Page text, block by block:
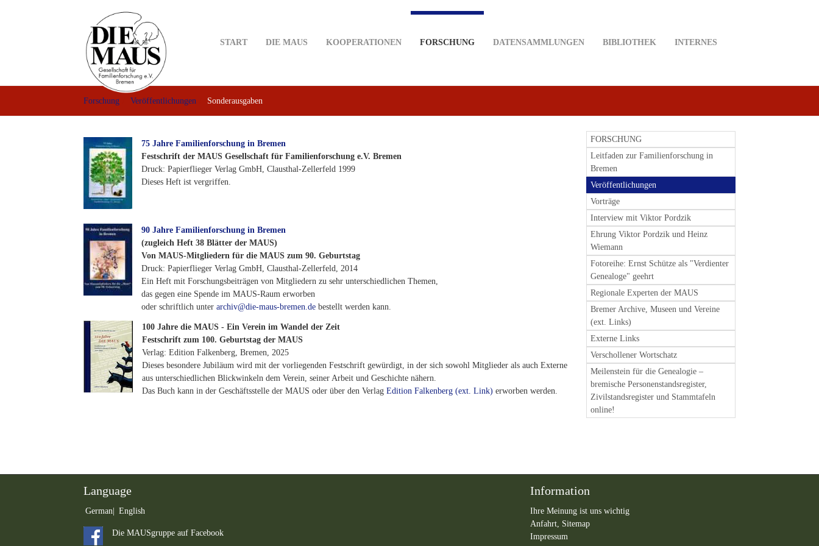
START DIE MAUS KOOPERATIONEN FORSCHUNG DATENSAMMLUNGEN BIBLIOTHEK INTERNES
Forschung Veröffentlichungen Sonderausgaben
75 Jahre Familienforschung in Bremen
Festschrift der MAUS Gesellschaft für Familienforschung e.V. Bremen
Druck: Papierflieger Verlag GmbH, Clausthal-Zellerfeld 1999
Dieses Heft ist vergriffen.
90 Jahre Familienforschung in Bremen
(zugleich Heft 38 Blätter der MAUS)
Von MAUS-Mitgliedern für die MAUS zum 90. Geburtstag
Druck: Papierflieger Verlag GmbH, Clausthal-Zellerfeld, 2014
Ein Heft mit Forschungsbeiträgen von Mitgliedern zu sehr unterschiedlichen Themen,
das gegen eine Spende im MAUS-Raum erworben
oder schriftlich unter archiv@die-maus-bremen.de bestellt werden kann.
100 Jahre die MAUS - Ein Verein im Wandel der Zeit
Festschrift zum 100. Geburtstag der MAUS
Verlag: Edition Falkenberg, Bremen, 2025
Dieses besondere Jubiläum wird mit der vorliegenden Festschrift gewürdigt, in der sich sowohl Mitglieder als auch Externe
aus unterschiedlichen Blickwinkeln dem Verein, seiner Arbeit und Geschichte nähern.
Das Buch kann in der Geschäftsstelle der MAUS oder über den Verlag Edition Falkenberg (ext. Link) erworben werden.
FORSCHUNG
Leitfaden zur Familienforschung in
Bremen
Veröffentlichungen
Vorträge
Interview mit Viktor Pordzik
Ehrung Viktor Pordzik und Heinz
Wiemann
Fotoreihe: Ernst Schütze als "Verdienter
Genealoge" geehrt
Regionale Experten der MAUS
Bremer Archive, Museen und Vereine
(ext. Links)
Externe Links
Verschollener Wortschatz
Meilenstein für die Genealogie –
bremische Personenstandsregister,
Zivilstandsregister und Stammtafeln
online!
Language
German English
Die MAUSgruppe auf Facebook
Information
Ihre Meinung ist uns wichtig
Anfahrt, Sitemap
Impressum